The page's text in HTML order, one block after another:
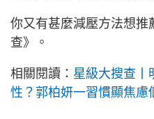
你又有甚麼減壓方法想推
查》。
相關閱讀： 星級大搜查丨
性？郭柏妍一習慣顯焦慮